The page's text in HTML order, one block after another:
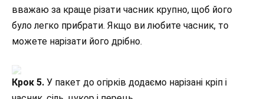
вважаю за краще різати часник крупно, щоб його
було легко прибрати. Якщо ви любите часник, то
можете нарізати його дрібно.
Крок 5. У пакет до огірків додаємо нарізані кріп і